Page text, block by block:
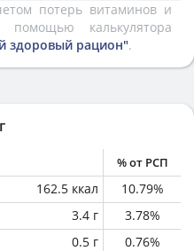
потерь витаминов и
калькулятора
здоровый рацион".
г
% от РСП
162.5 ккал 10.79%
3.4 г 3.78%
0.5 г 0.76%